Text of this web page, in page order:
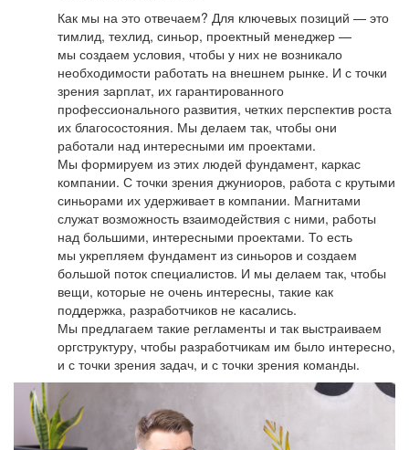
Как мы на это отвечаем? Для ключевых позиций — это
тимлид, техлид, синьор, проектный менеджер —
мы создаем условия, чтобы у них не возникало
необходимости работать на внешнем рынке. И с точки
зрения зарплат, их гарантированного
профессионального развития, четких перспектив роста
их благосостояния. Мы делаем так, чтобы они
работали над интересными им проектами.
Мы формируем из этих людей фундамент, каркас
компании. С точки зрения джуниоров, работа с крутыми
синьорами их удерживает в компании. Магнитами
служат возможность взаимодействия с ними, работы
над большими, интересными проектами. То есть
мы укрепляем фундамент из синьоров и создаем
большой поток специалистов. И мы делаем так, чтобы
вещи, которые не очень интересны, такие как
поддержка, разработчиков не касались.
Мы предлагаем такие регламенты и так выстраиваем
оргструктуру, чтобы разработчикам им было интересно,
и с точки зрения задач, и с точки зрения команды.